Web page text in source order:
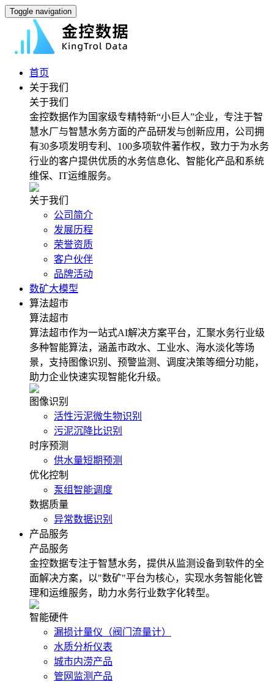
Toggle navigation
首页
关于我们
关于我们
金控数据作为国家级专精特新“小巨人”企业，专注于智
慧水厂与智慧水务方面的产品研发与创新应用，公司拥
有30多项发明专利、100多项软件著作权，致力于为水务
行业的客户提供优质的水务信息化、智能化产品和系统
维保、IT运维服务。
关于我们
公司简介
发展历程
荣誉资质
客户伙伴
品牌活动
数矿大模型
算法超市
算法超市
算法超市作为一站式AI解决方案平台，汇聚水务行业级
多种智能算法，涵盖市政水、工业水、海水淡化等场
景，支持图像识别、预警监测、调度决策等细分功能，
助力企业快速实现智能化升级。
图像识别
活性污泥微生物识别
污泥沉降比识别
时序预测
供水量短期预测
优化控制
泵组智能调度
数据质量
异常数据识别
产品服务
产品服务
金控数据专注于智慧水务，提供从监测设备到软件的全
面解决方案，以"数矿"平台为核心，实现水务智能化管
理和运维服务，助力水务行业数字化转型。
智能硬件
漏损计量仪（阀门流量计）
水质分析仪表
城市内涝产品
管网监测产品